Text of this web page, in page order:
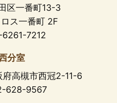
区一番町13-3
ス一番町 2F
7212
分室
高槻市西冠2-11-6
628-9567